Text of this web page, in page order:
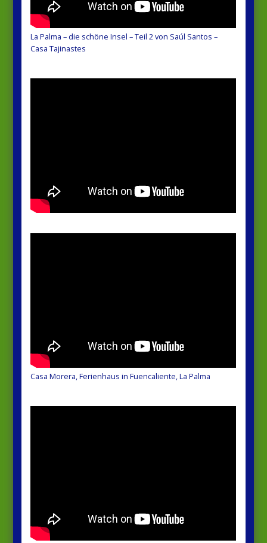
La Palma – die schöne Insel – Teil 2 von Saúl Santos –
Casa Tajinastes
Casa Morera, Ferienhaus in Fuencaliente, La Palma